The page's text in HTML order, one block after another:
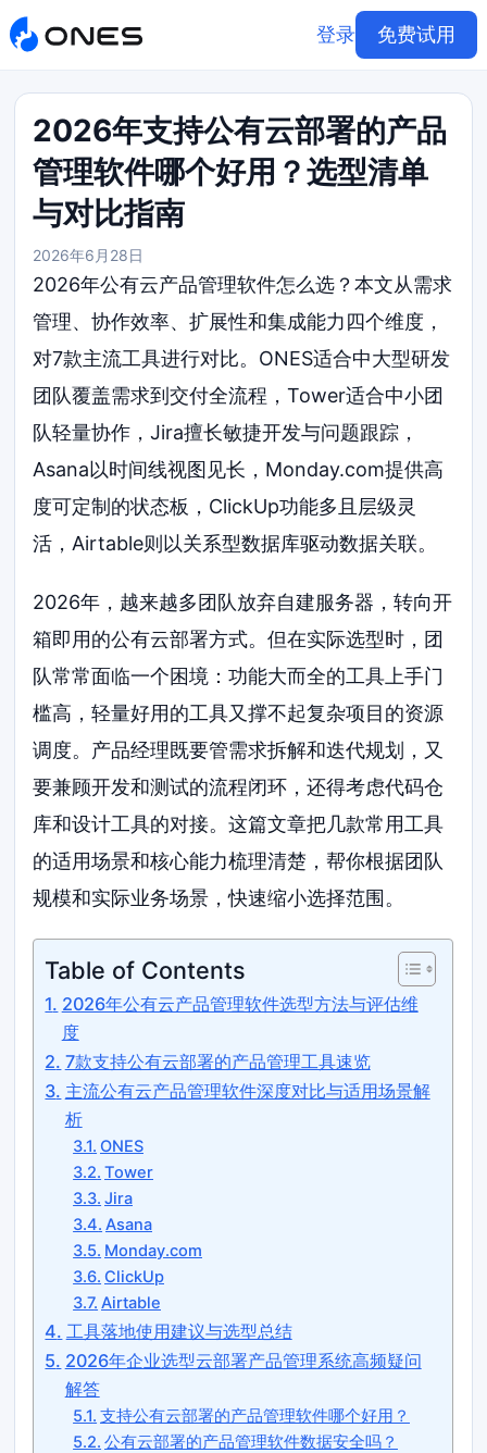
登录 免费试用
2026年支持公有云部署的产品
管理软件哪个好用？选型清单
与对比指南
2026年6月28日
2026年公有云产品管理软件怎么选？本文从需求
管理、协作效率、扩展性和集成能力四个维度，
对7款主流工具进行对比。ONES适合中大型研发
团队覆盖需求到交付全流程，Tower适合中小团
队轻量协作，Jira擅长敏捷开发与问题跟踪，
Asana以时间线视图见长，Monday.com提供高
度可定制的状态板，ClickUp功能多且层级灵
活，Airtable则以关系型数据库驱动数据关联。
2026年，越来越多团队放弃自建服务器，转向开
箱即用的公有云部署方式。但在实际选型时，团
队常常面临一个困境：功能大而全的工具上手门
槛高，轻量好用的工具又撑不起复杂项目的资源
调度。产品经理既要管需求拆解和迭代规划，又
要兼顾开发和测试的流程闭环，还得考虑代码仓
库和设计工具的对接。这篇文章把几款常用工具
的适用场景和核心能力梳理清楚，帮你根据团队
规模和实际业务场景，快速缩小选择范围。
Table of Contents
2026年公有云产品管理软件选型方法与评估维
度
7款支持公有云部署的产品管理工具速览
主流公有云产品管理软件深度对比与适用场景解
析
ONES
Tower
Jira
Asana
Monday.com
ClickUp
Airtable
工具落地使用建议与选型总结
2026年企业选型云部署产品管理系统高频疑问
解答
支持公有云部署的产品管理软件哪个好用？
公有云部署的产品管理软件数据安全吗？